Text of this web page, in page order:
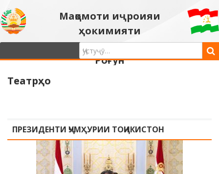
Мақомоти иҷроияи
ҳокимияти
давлатии шаҳри
Роғун
Театрҳо
ПРЕЗИДЕНТИ ҶУМҲУРИИ ТОҶИКИСТОН